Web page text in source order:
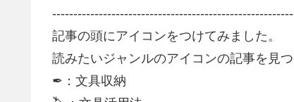
記事の頭にアイコンをつけてみました。
読みたいジャンルのアイコンの記事を見
✒：文具収納